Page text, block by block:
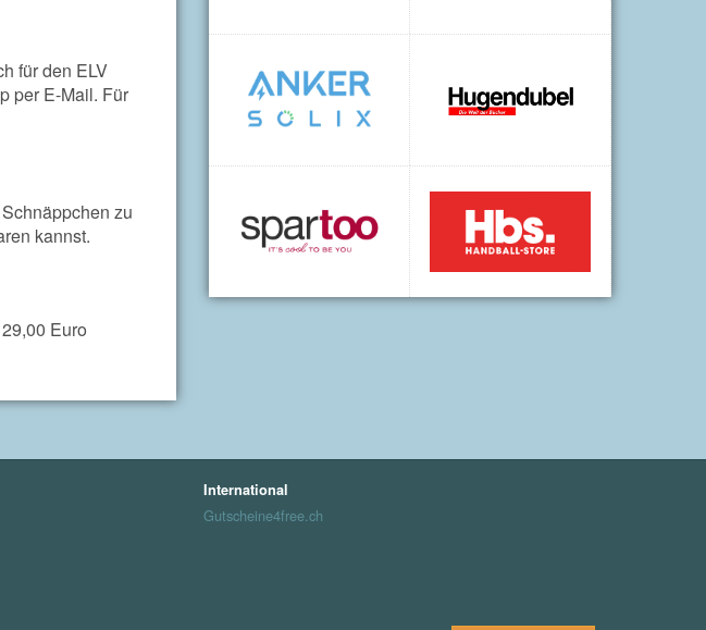
für den ELV
per E-Mail. Für
zu
kannst.
Euro
International
Gutscheine4free.ch